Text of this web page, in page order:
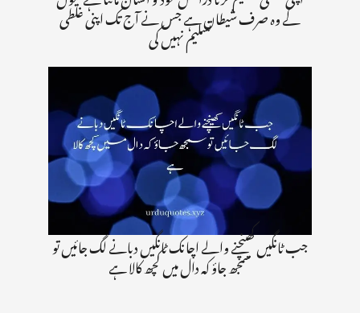
کے وہ صرف شیطان ہے جس نے آج تک اپنی غلطی
تسلیم نہیں کی
جب ٹانگیں کھینچنے والے اچانک ٹانگیں دبانے لگ جائیں تو
سمجھ جاؤ کہ دال میں کچھ کالا ہے